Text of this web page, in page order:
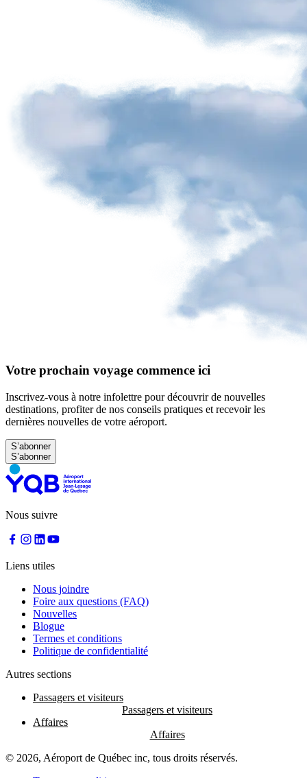
Votre prochain voyage commence ici
Inscrivez-vous à notre infolettre pour découvrir de nouvelles
destinations, profiter de nos conseils pratiques et recevoir les
dernières nouvelles de votre aéroport.
S’abonner
Nous suivre
Liens utiles
Nous joindre
Foire aux questions (FAQ)
Nouvelles
Blogue
Termes et conditions
Politique de confidentialité
Autres sections
Passagers et visiteurs
Affaires
© 2026, Aéroport de Québec inc, tous droits réservés.